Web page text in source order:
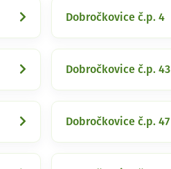
Dobročkovice č.p. 4
Dobročkovice č.p. 43
Dobročkovice č.p. 47